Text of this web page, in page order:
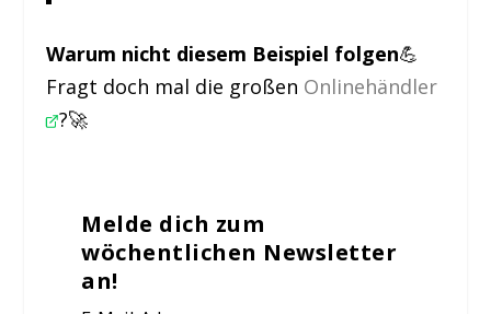
Warum nicht diesem Beispiel folgen💪
Fragt doch mal die großen Onlinehändler
?🚀
Melde dich zum
wöchentlichen Newsletter
an!